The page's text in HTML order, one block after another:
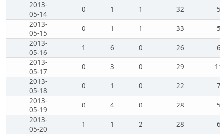
2013-
05-14
0 1 1 32
2013-
05-15
0 1 1 33
2013-
05-16
1 6 0 26
2013-
05-17
0 3 0 29
2013-
05-18
0 1 0 22
2013-
05-19
0 4 0 28
2013-
05-20
1 1 2 28